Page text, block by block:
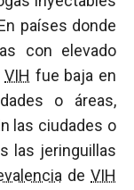
países donde
con elevado
VIH fue baja en
o áreas,
las ciudades o
las jeringuillas
deVIH